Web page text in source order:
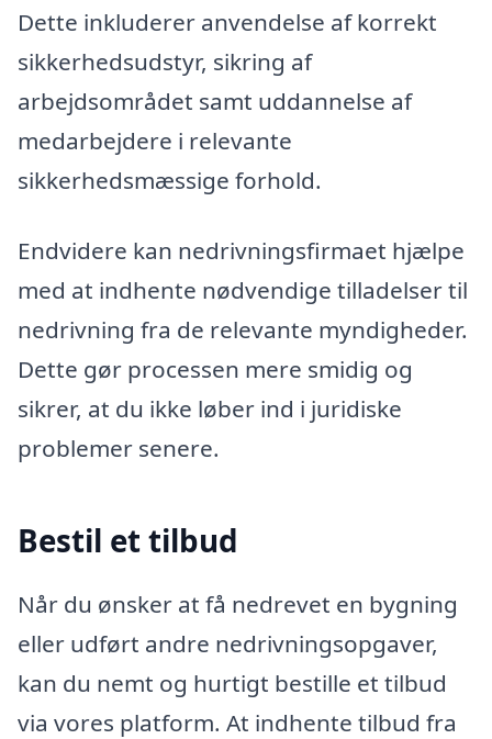
Dette inkluderer anvendelse af korrekt
sikkerhedsudstyr, sikring af
arbejdsområdet samt uddannelse af
medarbejdere i relevante
sikkerhedsmæssige forhold.
Endvidere kan nedrivningsfirmaet hjælpe
med at indhente nødvendige tilladelser til
nedrivning fra de relevante myndigheder.
Dette gør processen mere smidig og
sikrer, at du ikke løber ind i juridiske
problemer senere.
Bestil et tilbud
Når du ønsker at få nedrevet en bygning
eller udført andre nedrivningsopgaver,
kan du nemt og hurtigt bestille et tilbud
via vores platform. At indhente tilbud fra